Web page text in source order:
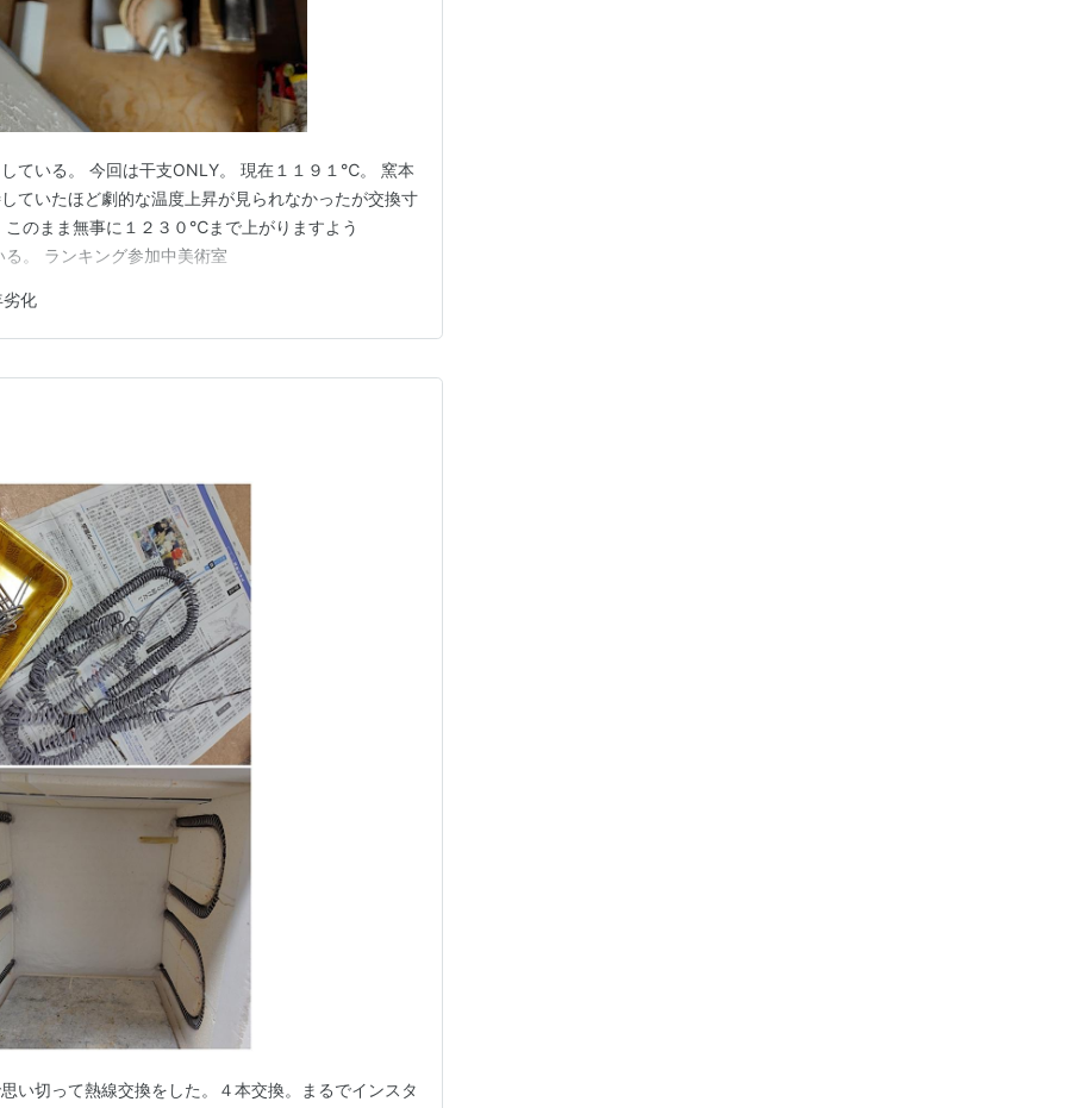
ている。 今回は干支ONLY。 現在１１９１℃。 窯本
ていたほど劇的な温度上昇が見られなかったが交換寸
のまま無事に１２３０℃まで上がりますよう
。 ランキング参加中美術室
化
い切って熱線交換をした。４本交換。まるでインスタ